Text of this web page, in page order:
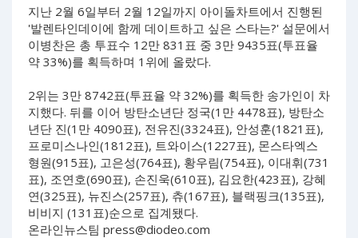
지난 2월 6일부터 2월 12일까지 아이돌차트에서 진행된
'발렌타인데이에 함께 데이트하고 싶은 스타는?' 설문에서
이병찬은 총 투표수 12만 831표 중 3만 9435표(투표율
약 33%)를 획득하며 1위에 올랐다.
2위는 3만 8742표(투표율 약 32%)를 획득한 송가인이 차
지했다. 뒤를 이어 방탄소년단 정국(1만 4478표), 방탄소
년단 진(1만 4090표), 전유진(3324표), 안성훈(1821표),
프로미스나인(1812표), 트와이스(1227표), 몬스타엑스
형원(915표), 고은성(764표), 황우림(754표), 이대휘(731
표), 조연호(690표), 손진욱(610표), 김요한(423표), 강혜
연(325표), 뉴진스(257표), 츄(167표), 블랙핑크(135표),
비비지 (131표)순으로 집계됐다.
온라인뉴스팀 press@diodeo.com